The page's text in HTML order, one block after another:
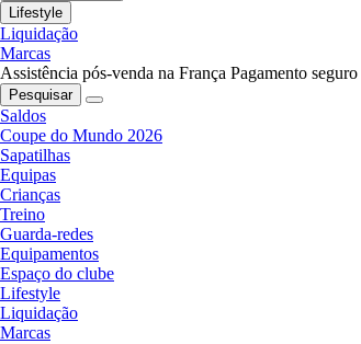
Lifestyle
Liquidação
Marcas
Assistência pós-venda na França Pagamento seguro
Pesquisar
Saldos
Coupe do Mundo 2026
Sapatilhas
Equipas
Crianças
Treino
Guarda-redes
Equipamentos
Espaço do clube
Lifestyle
Liquidação
Marcas